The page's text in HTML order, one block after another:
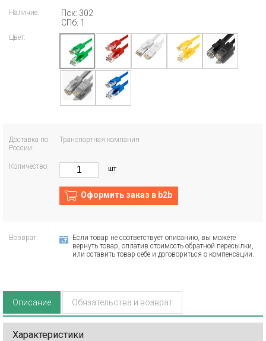
Наличие:
Пск: 302
СПб: 1
Цвет:
Доставка по
России:
Транспортная компания
Количество: шт
Оформить заказ в b2b
Возврат:
Если товар не соответствует описанию, вы можете
вернуть товар, оплатив стоимость обратной пересылки,
или оставить товар себе и договориться о компенсации.
Описание Обязательства и возврат
Характеристики